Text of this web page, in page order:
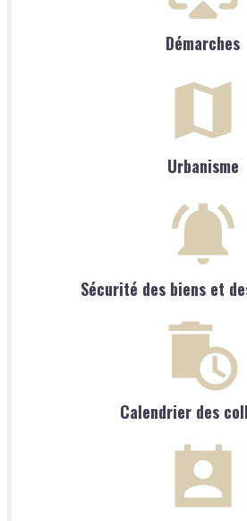
Démarches
Urbanisme
Sécurité des biens et
Calendrier des